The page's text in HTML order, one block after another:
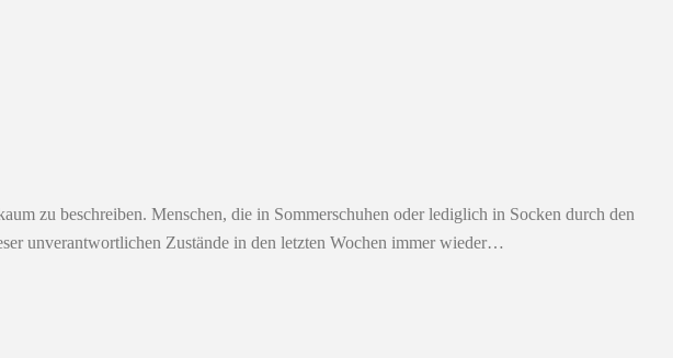
zu beschreiben. Menschen, die in Sommerschuhen oder lediglich in Socken durch den
unverantwortlichen Zustände in den letzten Wochen immer wieder…